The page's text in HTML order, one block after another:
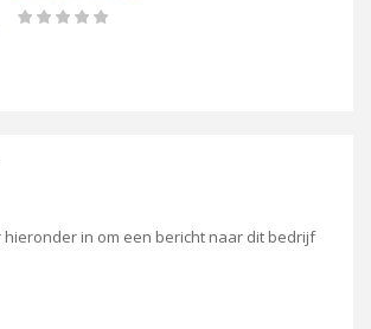
in om een bericht naar dit bedrijf